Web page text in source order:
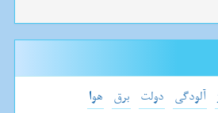
آلودگی دولت برق هوا